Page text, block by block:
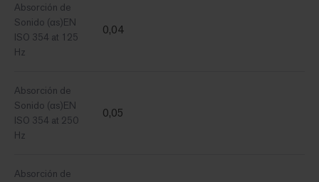
Absorción de
Sonido (αs)EN
ISO 354 at 125
Hz
0,04
Absorción de
Sonido (αs)EN
ISO 354 at 250
Hz
0,05
Absorción de